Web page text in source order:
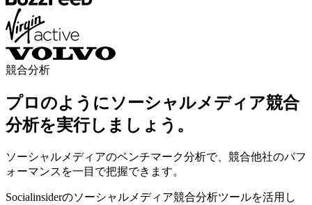
競合分析
プロのようにソーシャルメディア競合
分析を実行しましょう。
ソーシャルメディアのベンチマーク分析で、競合他社のパフ
ォーマンスを一目で把握できます。
Socialinsiderのソーシャルメディア競合分析ツールを活用し